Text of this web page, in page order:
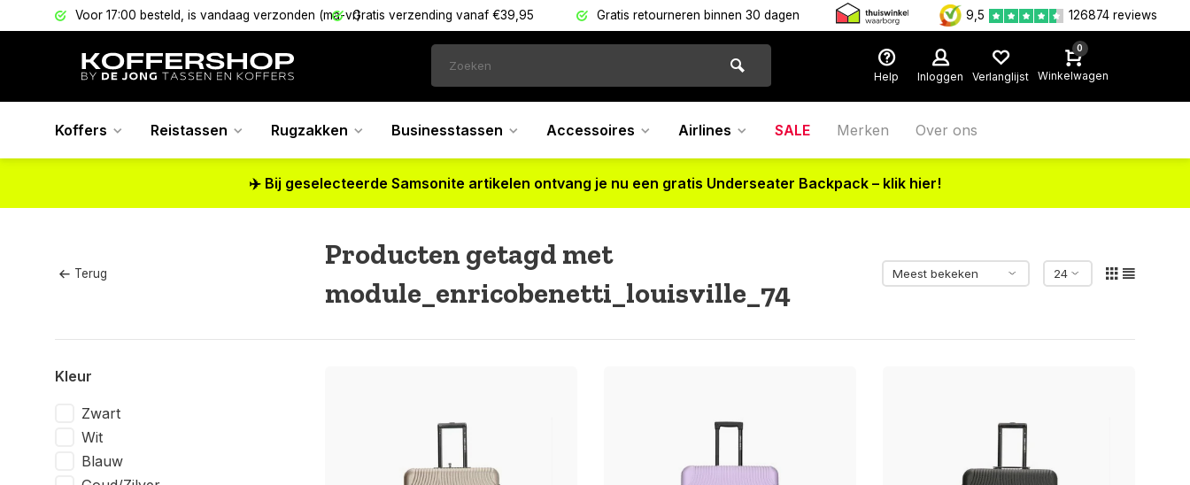
Voor 17:00 besteld, is vandaag verzonden (ma-vr)Gratis verzending vanaf €39,95 Gratis retourneren binnen 30 dagen 9,5 126874 reviews
Help Inloggen Verlanglijst
0
Winkelwagen
Koffers Reistassen Rugzakken Businesstassen Accessoires Airlines SALE Merken Over ons
✈️ Bij geselecteerde Samsonite artikelen ontvang je nu een gratis Underseater Backpack – klik hier!
Terug
Producten getagd met
module_enricobenetti_louisville_74
Kleur
Zwart
Wit
Blauw